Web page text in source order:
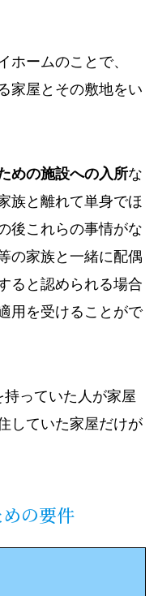
ームのことで、
家屋とその敷地をい
めの施設への入所な
族と離れて単身でほ
後これらの事情がな
の家族と一緒に配偶
ると認められる場合
用を受けることがで
っていた人が家屋
していた家屋だけが
の要件